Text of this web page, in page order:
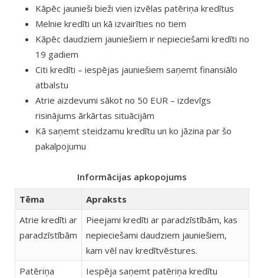
Kāpēc jaunieši bieži vien izvēlas patēriņa kredītus
Melnie kredīti un kā izvairīties no tiem
Kāpēc daudziem jauniešiem ir nepieciešami kredīti no
19 gadiem
Citi kredīti – iespējas jauniešiem saņemt finansiālo
atbalstu
Atrie aizdevumi sākot no 50 EUR – izdevīgs
risinājums ārkārtas situācijām
Kā saņemt steidzamu kredītu un ko jāzina par šo
pakalpojumu
Informācijas apkopojums
Tēma
Apraksts
Atrie kredīti ar
paradzīstībām
Pieejami kredīti ar paradzīstībām, kas
nepieciešami daudziem jauniešiem,
kam vēl nav kredītvēstures.
Patēriņa
Iespēja saņemt patēriņa kredītu